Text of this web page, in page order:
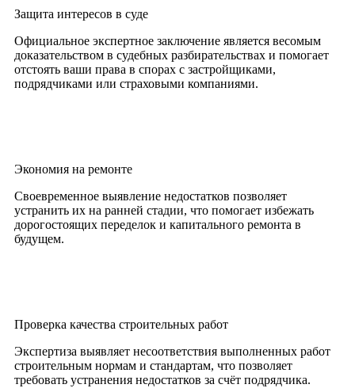
Защита интересов в суде
Официальное экспертное заключение является весомым
доказательством в судебных разбирательствах и помогает
отстоять ваши права в спорах с застройщиками,
подрядчиками или страховыми компаниями.
Экономия на ремонте
Своевременное выявление недостатков позволяет
устранить их на ранней стадии, что помогает избежать
дорогостоящих переделок и капитального ремонта в
будущем.
Проверка качества строительных работ
Экспертиза выявляет несоответствия выполненных работ
строительным нормам и стандартам, что позволяет
требовать устранения недостатков за счёт подрядчика.